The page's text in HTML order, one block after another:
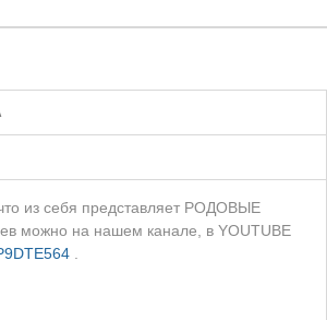
ПТИЦ
из себя представляет РОДОВЫЕ
можно на нашем канале, в YOUTUBE